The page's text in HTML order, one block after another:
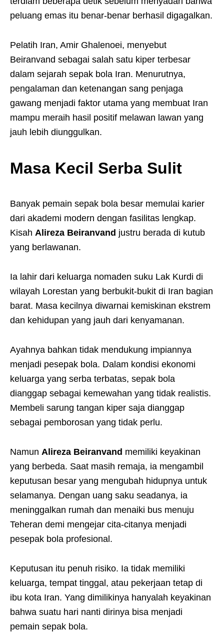
peluang emas itu benar-benar berhasil digagalkan.
Pelatih Iran, Amir Ghalenoei, menyebut
Beiranvand sebagai salah satu kiper terbesar
dalam sejarah sepak bola Iran. Menurutnya,
pengalaman dan ketenangan sang penjaga
gawang menjadi faktor utama yang membuat Iran
mampu meraih hasil positif melawan lawan yang
jauh lebih diunggulkan.
Masa Kecil Serba Sulit
Banyak pemain sepak bola besar memulai karier
dari akademi modern dengan fasilitas lengkap.
Kisah Alireza Beiranvand justru berada di kutub
yang berlawanan.
Ia lahir dari keluarga nomaden suku Lak Kurdi di
wilayah Lorestan yang berbukit-bukit di Iran bagian
barat. Masa kecilnya diwarnai kemiskinan ekstrem
dan kehidupan yang jauh dari kenyamanan.
Ayahnya bahkan tidak mendukung impiannya
menjadi pesepak bola. Dalam kondisi ekonomi
keluarga yang serba terbatas, sepak bola
dianggap sebagai kemewahan yang tidak realistis.
Membeli sarung tangan kiper saja dianggap
sebagai pemborosan yang tidak perlu.
Namun Alireza Beiranvand memiliki keyakinan
yang berbeda. Saat masih remaja, ia mengambil
keputusan besar yang mengubah hidupnya untuk
selamanya. Dengan uang saku seadanya, ia
meninggalkan rumah dan menaiki bus menuju
Teheran demi mengejar cita-citanya menjadi
pesepak bola profesional.
Keputusan itu penuh risiko. Ia tidak memiliki
keluarga, tempat tinggal, atau pekerjaan tetap di
ibu kota Iran. Yang dimilikinya hanyalah keyakinan
bahwa suatu hari nanti dirinya bisa menjadi
pemain sepak bola.